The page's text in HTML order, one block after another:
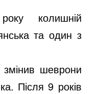
колишній
та один з
змінив шеврони
Після 9 років